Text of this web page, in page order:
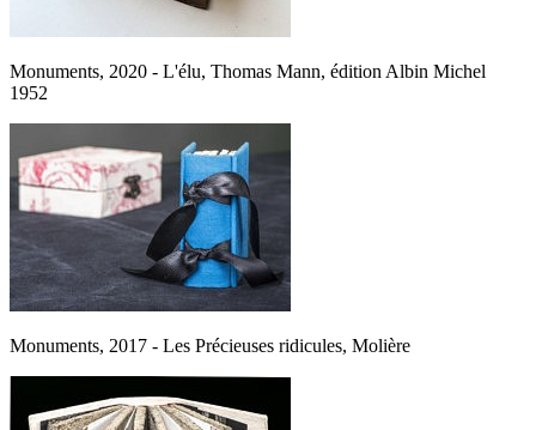
Monuments, 2020 - L'élu, Thomas Mann, édition Albin Michel
1952
Monuments, 2017 - Les Précieuses ridicules, Molière